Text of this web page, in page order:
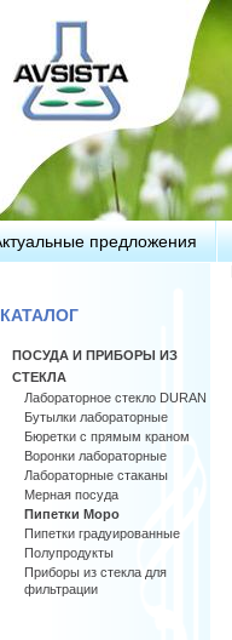
предложения
КАТАЛОГ
ПОСУДА И ПРИБОРЫ ИЗ
СТЕКЛА
Лабораторное стекло DURAN
Бутылки лабораторные
Бюретки с прямым краном
Воронки лабораторные
Лабораторные стаканы
Мерная посуда
Пипетки Моро
Пипетки градуированные
Полупродукты
Приборы из стекла для
фильтрации